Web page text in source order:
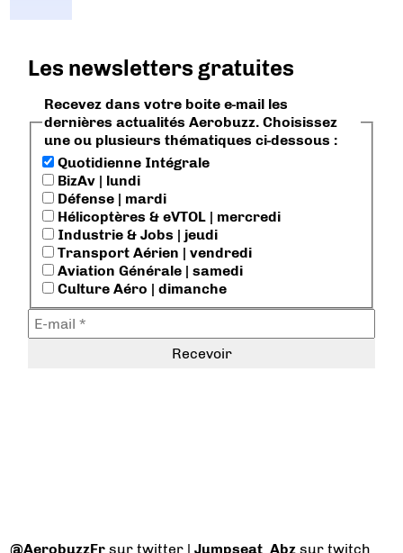
Les newsletters gratuites
Recevez dans votre boite e-mail les
dernières actualités Aerobuzz. Choisissez
une ou plusieurs thématiques ci-dessous :
Quotidienne Intégrale
BizAv | lundi
Défense | mardi
Hélicoptères & eVTOL | mercredi
Industrie & Jobs | jeudi
Transport Aérien | vendredi
Aviation Générale | samedi
Culture Aéro | dimanche
@AerobuzzFr sur twitter |Jumpseat_Abz sur twitch